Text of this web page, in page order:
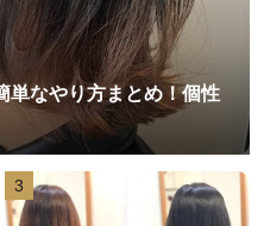
単なやり方まとめ！個性
3